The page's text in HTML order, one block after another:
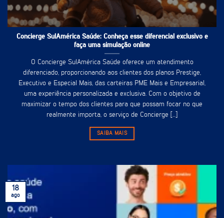
Concierge SulAmérica Saúde: Conheça esse diferencial exclusivo e
faça uma simulação online
O Concierge SulAmérica Saúde oferece um atendimento
diferenciado, proporcionando aos clientes dos planos Prestige,
Executivo e Especial Mais, das carteiras PME Mais e Empresarial,
uma experiência personalizada e exclusiva. Com o objetivo de
maximizar o tempo dos clientes para que possam focar no que
realmente importa, o serviço de Concierge [...]
SAIBA MAIS
18
ago